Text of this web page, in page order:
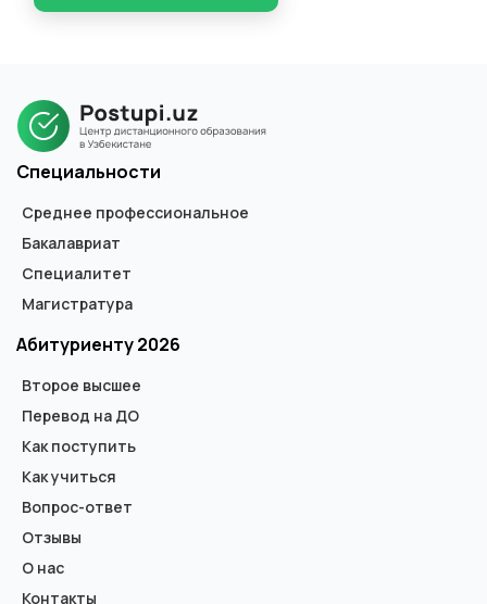
Специальности
Среднее профессиональное
Бакалавриат
Специалитет
Магистратура
Абитуриенту 2026
Второе высшее
Перевод на ДО
Как поступить
Как учиться
Вопрос-ответ
Отзывы
О нас
Контакты